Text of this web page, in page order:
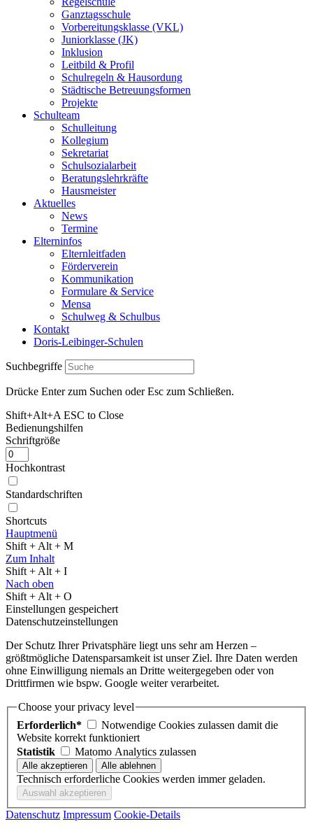
Ganztagsschule
Vorbereitungsklasse (VKL)
Juniorklasse (JK)
Inklusion
Leitbild & Profil
Schulregeln & Hausordung
Städtische Betreuungsformen
Projekte
Schulteam
Schulleitung
Kollegium
Sekretariat
Schulsozialarbeit
Beratungslehrkräfte
Hausmeister
Aktuelles
News
Termine
Elterninfos
Elternleitfaden
Förderverein
Kommunikation
Formulare & Service
Mensa
Schulweg & Schulbus
Kontakt
Doris-Leibinger-Schulen
Suchbegriffe
Drücke Enter zum Suchen oder Esc zum Schließen.
Shift+Alt+A ESC to Close
Bedienungshilfen
Schriftgröße
Hochkontrast
Standardschriften
Shortcuts
Hauptmenü
Shift + Alt + M
Zum Inhalt
Shift + Alt + I
Nach oben
Shift + Alt + O
Einstellungen gespeichert
Datenschutzeinstellungen
Der Schutz Ihrer Privatsphäre liegt uns sehr am Herzen –
größtmögliche Datensparsamkeit ist unser Ziel. Ihre Daten werden
ohne Einwilligung niemals an Dritte weitergegeben oder von
Drittfirmen wie bspw. Google weiter verarbeitet.
Choose your privacy level
Erforderlich*
Notwendige Cookies zulassen damit die
Website korrekt funktioniert
Statistik
Matomo Analytics zulassen
Technisch erforderliche Cookies werden immer geladen.
Datenschutz Impressum Cookie-Details